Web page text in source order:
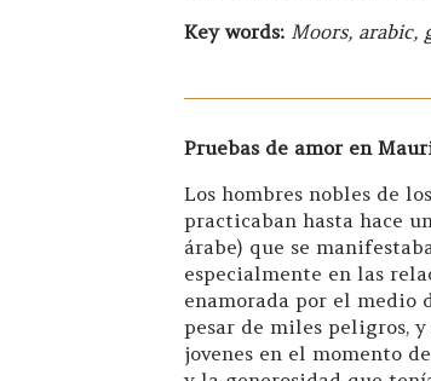
Key words: Moors,
Pruebas de amor en
Los hombres nobles de
practicaban hasta hace
árabe) que se
especialmente en las
enamorada por el medio
pesar de miles peligros,
jovenes en el momento